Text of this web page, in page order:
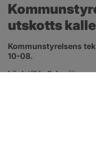
utskotts
Kommunstyrelsens
10-08.
Länk till kallelse
pdf,